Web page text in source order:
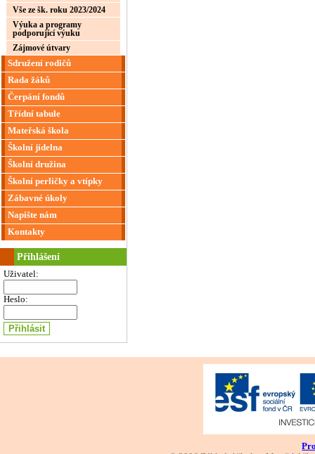
Vše ze šk. roku 2023/2024
Výuka a programy
podporující výuku
Zájmové útvary
Sdružení rodičů
Rada žáků
Čerpání fondů
Třídní tabule
Mateřská škola
Školní jídelna
Školní družina
Školní perličky a vtípky
Zábavné úkoly
Napište nám
Kontakty
Přihlášení
Uživatel:
Heslo: